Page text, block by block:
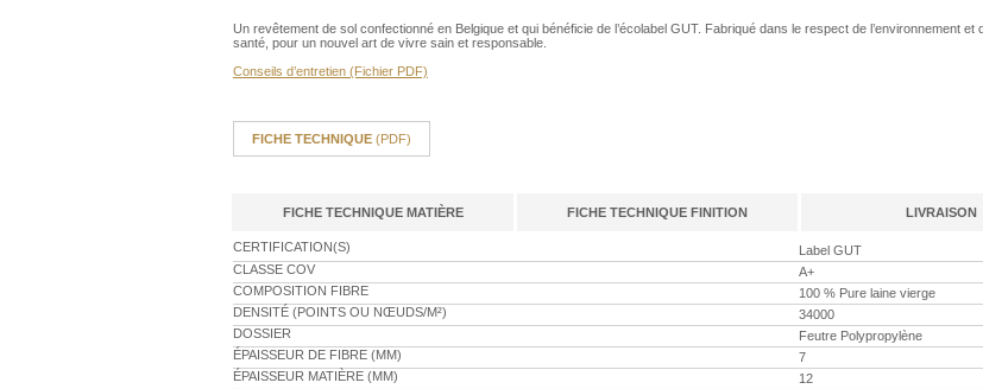
Un revêtement de sol confectionné en Belgique et qui bénéficie de l’écolabel GUT. Fabriqué dans le respect de l’environnement et
santé, pour un nouvel art de vivre sain et responsable.
Conseils d’entretien (Fichier PDF)
FICHE TECHNIQUE (PDF)
FICHE TECHNIQUE MATIÈRE FICHE TECHNIQUE FINITION LIVRAISON
CERTIFICATION(S)
Label GUT
CLASSE COV
A+
COMPOSITION FIBRE
100 % Pure laine vierge
DENSITÉ (POINTS OU NŒUDS/M²)
34000
DOSSIER
Feutre Polypropylène
ÉPAISSEUR DE FIBRE (MM)
7
ÉPAISSEUR MATIÈRE (MM)
12